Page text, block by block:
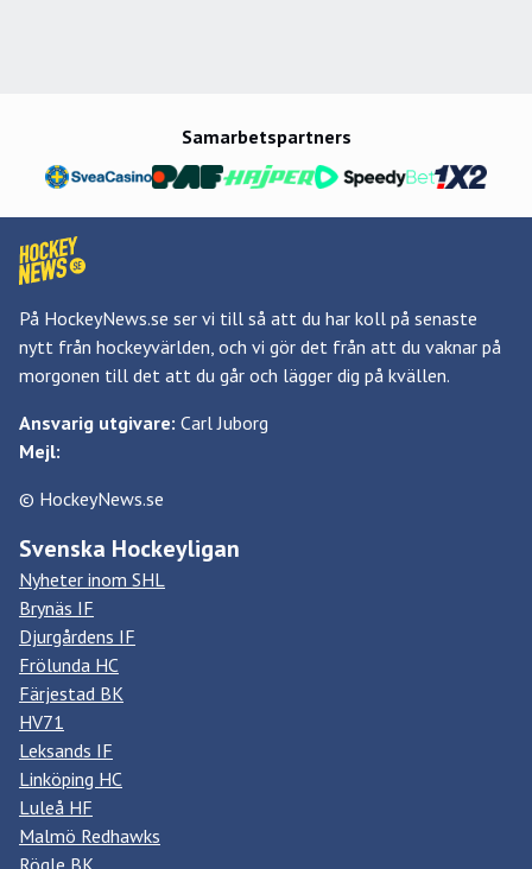
Samarbetspartners
På HockeyNews.se ser vi till så att du har koll på senaste
nytt från hockeyvärlden, och vi gör det från att du vaknar på
morgonen till det att du går och lägger dig på kvällen.
Ansvarig utgivare: Carl Juborg
Mejl:
© HockeyNews.se
Svenska Hockeyligan
Nyheter inom SHL
Brynäs IF
Djurgårdens IF
Frölunda HC
Färjestad BK
HV71
Leksands IF
Linköping HC
Luleå HF
Malmö Redhawks